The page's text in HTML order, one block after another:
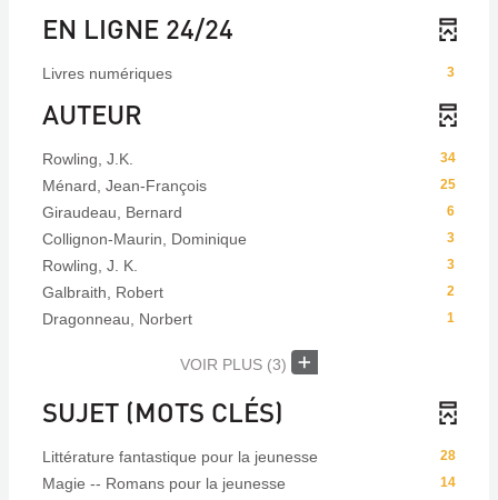
EN LIGNE 24/24
3
Livres numériques
AUTEUR
34
Rowling, J.K.
25
Ménard, Jean-François
6
Giraudeau, Bernard
3
Collignon-Maurin, Dominique
3
Rowling, J. K.
2
Galbraith, Robert
1
Dragonneau, Norbert
VOIR PLUS (3)
SUJET (MOTS CLÉS)
28
Littérature fantastique pour la jeunesse
14
Magie -- Romans pour la jeunesse